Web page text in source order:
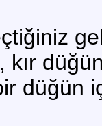
kır
düğün